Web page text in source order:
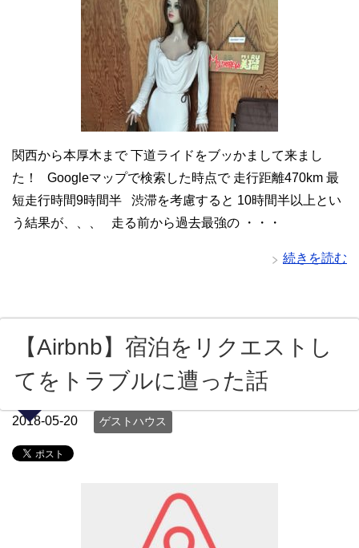
関西から本厚木まで 下道ライドをブッかまして来まし
た！ Googleマップで検索した時点で 走行距離470km 最
短走行時間9時間半 渋滞を考慮すると 10時間半以上とい
う結果が、、、 走る前から過去最強の ・・・
続きを読む
【Airbnb】宿泊をリクエストし
てをトラブルに遭った話
2018-05-20 ゲストハウス